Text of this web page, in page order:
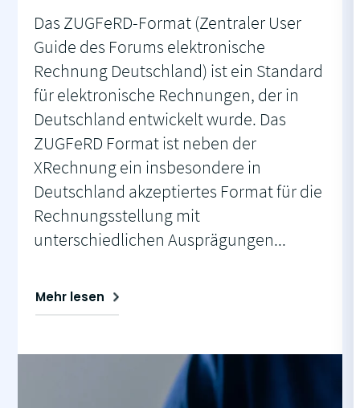
Das ZUGFeRD-Format (Zentraler User
Guide des Forums elektronische
Rechnung Deutschland) ist ein Standard
für elektronische Rechnungen, der in
Deutschland entwickelt wurde. Das
ZUGFeRD Format ist neben der
XRechnung ein insbesondere in
Deutschland akzeptiertes Format für die
Rechnungsstellung mit
unterschiedlichen Ausprägungen...
Mehr lesen